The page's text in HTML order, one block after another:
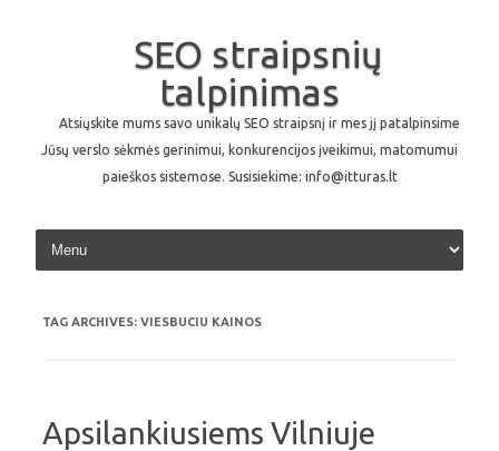
SEO straipsnių
talpinimas
Atsiųskite mums savo unikalų SEO straipsnį ir mes jį patalpinsime
Jūsų verslo sėkmės gerinimui, konkurencijos įveikimui, matomumui
paieškos sistemose. Susisiekime: info@itturas.lt
Skip to content
TAG ARCHIVES: VIESBUCIU KAINOS
Apsilankiusiems Vilniuje